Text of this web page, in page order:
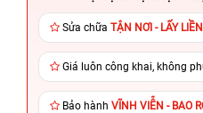
Sửa chữa TẬN NƠI - LẤY LIỀN
Giá luôn công khai, không
Bảo hành VĨNH VIỄN - BAO